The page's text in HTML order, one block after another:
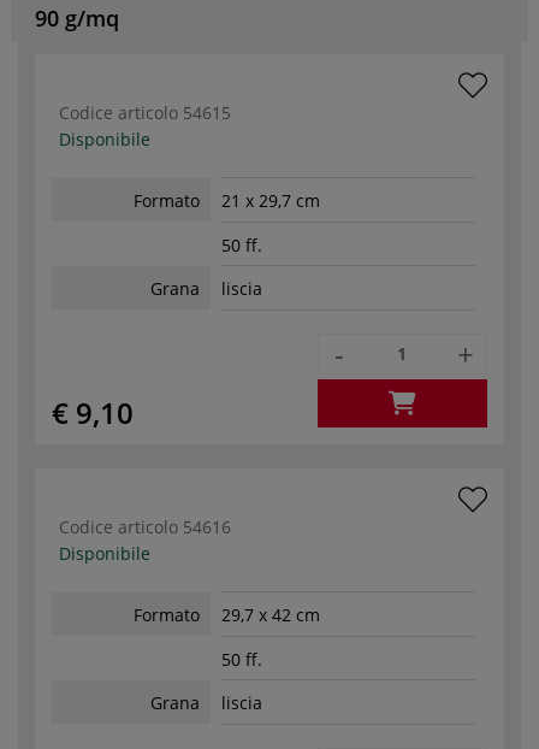
90 g/mq
Codice articolo 54615
Disponibile
Formato
21 x 29,7 cm
50 ff.
Grana
liscia
€ 9,10
- +
Codice articolo 54616
Disponibile
Formato
29,7 x 42 cm
50 ff.
Grana
liscia